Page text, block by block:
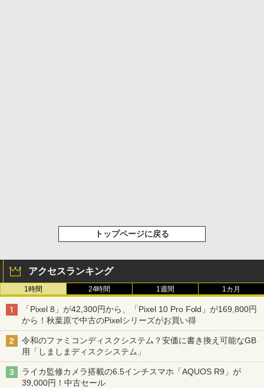
トップページに戻る
アクセスランキング
1時間 24時間 1週間 1カ月
「Pixel 8」が42,300円から、「Pixel 10 Pro Fold」が169,800円
から！秋葉原で中古のPixelシリーズがお買い得
令和のファミコンディスクシステム？安価に書き換え可能なGB
用「しましまディスクシステム」
ライカ監修カメラ搭載の6.5インチスマホ「AQUOS R9」が
39,000円！中古セール